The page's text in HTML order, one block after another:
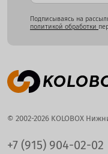
Подписываясь на
политикой обработки
© 2002-2026 KOLOBOX
+7 (915) 904-02-02